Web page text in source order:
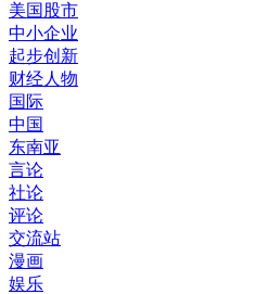
美国股市
中小企业
起步创新
财经人物
国际
中国
东南亚
言论
社论
评论
交流站
漫画
娱乐